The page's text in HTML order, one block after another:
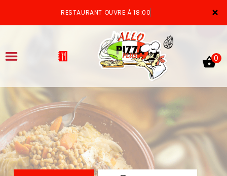
×
RESTAURANT OUVRE À 18:00
ACCUEIL
LA CARTE
VOTRE COMPTE
0